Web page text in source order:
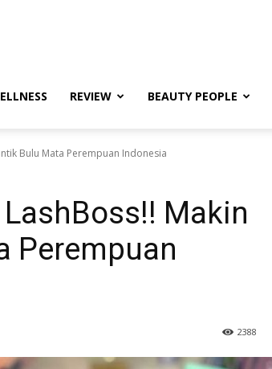
REVIEW BEAUTY PEOPLE
Bulu Mata Perempuan Indonesia
Makin
Perempuan
2388